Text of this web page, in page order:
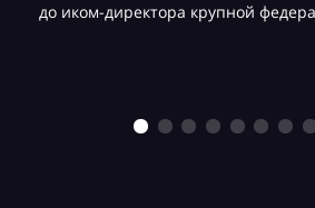
до иком-директора крупной